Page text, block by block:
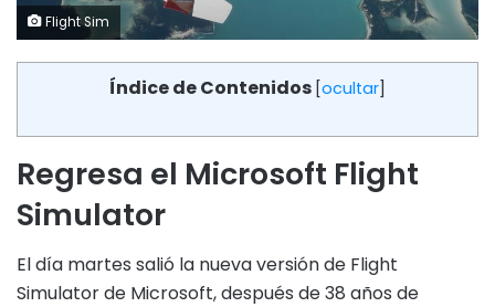
Flight Sim
Índice de Contenidos [ocultar]
Regresa el Microsoft Flight
Simulator
El día martes salió la nueva versión de Flight
Simulator de Microsoft, después de 38 años de